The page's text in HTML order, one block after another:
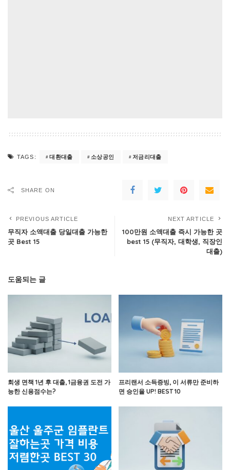
TAGS: 대환대출 소상공인 저금리대출
SHARE ON
PREVIOUS ARTICLE
무직자 소액대출 당일대출 가능한
곳 Best 15
NEXT ARTICLE
100만원 소액대출 즉시 가능한 곳
best 15 (무직자, 대학생, 직장인
대출)
도움되는 글
회생 면책 1년 후 대출, 1금융권 도전 가
능한 신용점수는?
프리랜서 소득증빙, 이 서류만 준비하
면 승인율 UP! BEST 10